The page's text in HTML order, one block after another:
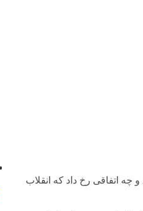
انقلاب شد و چه اتفاقی رخ داد که انقلاب